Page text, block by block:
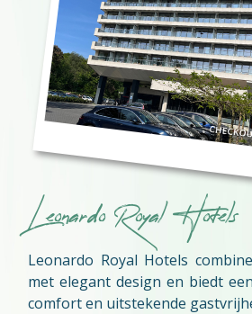
Leonardo Royal Hotels
Leonardo Royal Hotels
met elegant design en biedt
comfort en uitstekende